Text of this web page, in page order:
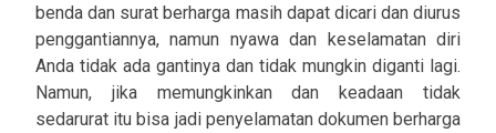
benda dan surat berharga masih dapat dicari dan diurus
penggantiannya, namun nyawa dan keselamatan diri
Anda tidak ada gantinya dan tidak mungkin diganti lagi.
Namun, jika memungkinkan dan keadaan tidak
sedarurat itu bisa jadi penyelamatan dokumen berharga